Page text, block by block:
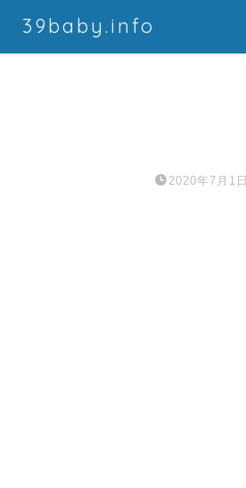
39baby.info
2020年7月1日